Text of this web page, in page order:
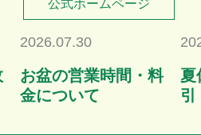
公式ホームページ
2026.07.30
お盆の営業時間・料
金について
夏
引